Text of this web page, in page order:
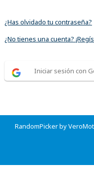
¿Has olvidado tu contraseña?
¿No tienes una cuenta?
Iniciar sesión con
RandomPicker by